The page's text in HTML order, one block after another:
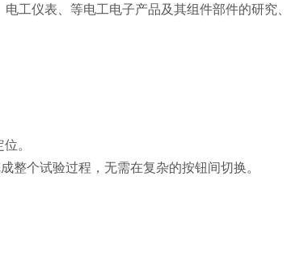
工仪表、等电工电子产品及其组件部件的研究
。
整个试验过程，无需在复杂的按钮间切换。